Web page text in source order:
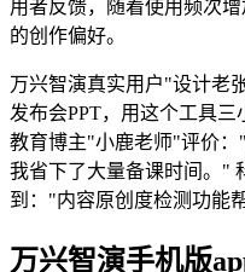
用者反馈，随着使用频次
的创作偏好。
万兴智演真实用户"设计老
发布会PPT，用这个工具
教育博主"小鹿老师"评价：
我省下了大量备课时间。"
到："内容原创度检测功能
万兴智演手机版